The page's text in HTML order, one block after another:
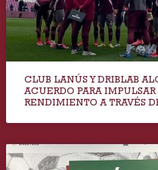
CLUB LANÚS Y DRIBLAB
ACUERDO PARA
RENDIMIENTO A TRAVÉS